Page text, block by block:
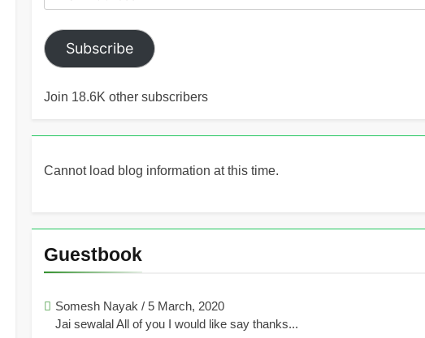
Address
Subscribe
Join 18.6K other subscribers
Cannot load blog information at this time.
Guestbook
Somesh Nayak / 5 March, 2020
Jai sewalal All of you I would like say thanks...